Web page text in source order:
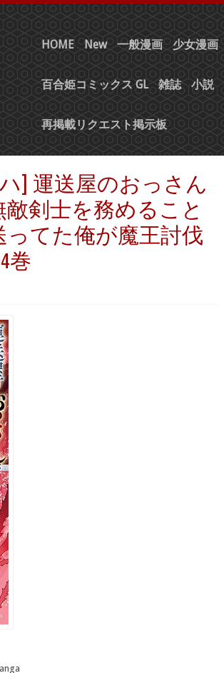
HOME New 一般漫画 少女漫画
百合姫コミックス GL 雑誌 小説
再掲載リクエスト掲示板
] 運送屋のおっさん
剣士を務めること
てた俺が魔王討伐
巻